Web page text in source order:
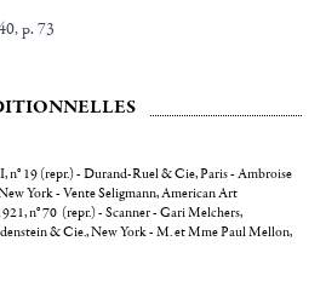
p. 73
n° 19 (repr.) - Durand-Ruel & Cie, Paris - Ambroise
York - Vente Seligmann, American Art
n° 70 (repr.) - Scanner - Gari Melchers,
& Cie., New York - M. et Mme Paul Mellon,